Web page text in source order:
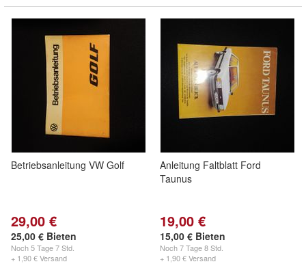
Betriebsanleitung VW Golf
29,00 €
25,00 € Bieten
Noch5 Tage 7 Std.
+ 1,90 € Versand
Anleitung Faltblatt Ford
Taunus
19,00 €
15,00 € Bieten
Noch7 Tage 8 Std.
+ 1,90 € Versand